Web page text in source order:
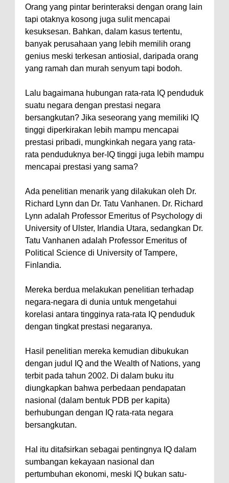
Orang yang pintar berinteraksi dengan orang lain
tapi otaknya kosong juga sulit mencapai
kesuksesan. Bahkan, dalam kasus tertentu,
banyak perusahaan yang lebih memilih orang
genius meski terkesan antiosial, daripada orang
yang ramah dan murah senyum tapi bodoh.
Lalu bagaimana hubungan rata-rata IQ penduduk
suatu negara dengan prestasi negara
bersangkutan? Jika seseorang yang memiliki IQ
tinggi diperkirakan lebih mampu mencapai
prestasi pribadi, mungkinkah negara yang rata-
rata penduduknya ber-IQ tinggi juga lebih mampu
mencapai prestasi yang sama?
Ada penelitian menarik yang dilakukan oleh Dr.
Richard Lynn dan Dr. Tatu Vanhanen. Dr. Richard
Lynn adalah Professor Emeritus of Psychology di
University of Ulster, Irlandia Utara, sedangkan Dr.
Tatu Vanhanen adalah Professor Emeritus of
Political Science di University of Tampere,
Finlandia.
Mereka berdua melakukan penelitian terhadap
negara-negara di dunia untuk mengetahui
korelasi antara tingginya rata-rata IQ penduduk
dengan tingkat prestasi negaranya.
Hasil penelitian mereka kemudian dibukukan
dengan judul IQ and the Wealth of Nations, yang
terbit pada tahun 2002. Di dalam buku itu
diungkapkan bahwa perbedaan pendapatan
nasional (dalam bentuk PDB per kapita)
berhubungan dengan IQ rata-rata negara
bersangkutan.
Hal itu ditafsirkan sebagai pentingnya IQ dalam
sumbangan kekayaan nasional dan
pertumbuhan ekonomi, meski IQ bukan satu-